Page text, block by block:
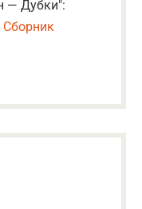
— Дубки":
Сборник